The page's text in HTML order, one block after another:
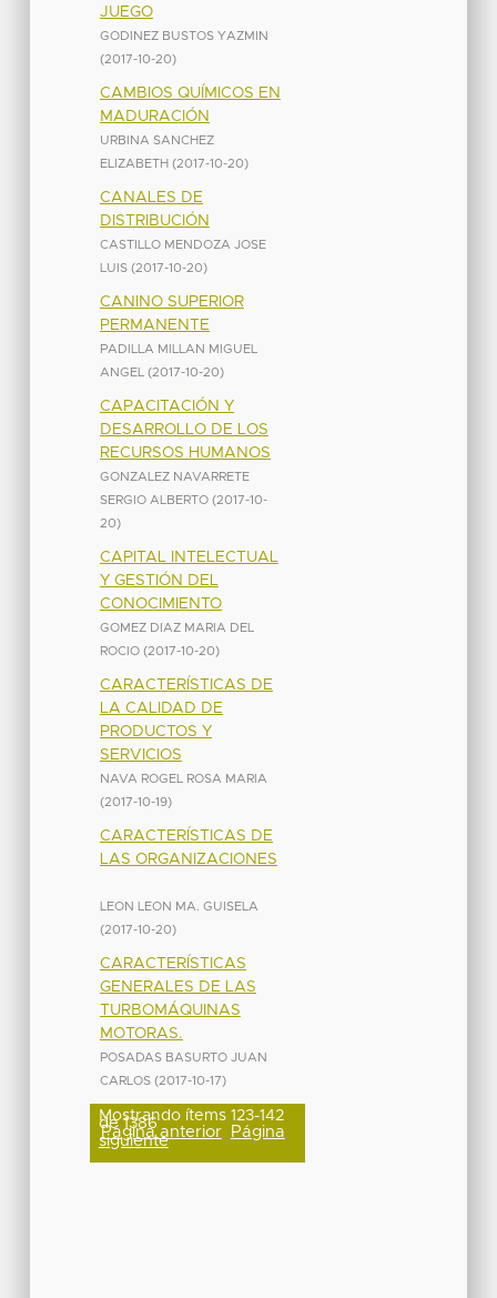
JUEGO
GODINEZ BUSTOS YAZMIN
(2017-10-20)
CAMBIOS QUÍMICOS EN
MADURACIÓN
URBINA SANCHEZ
ELIZABETH (2017-10-20)
CANALES DE
DISTRIBUCIÓN
CASTILLO MENDOZA JOSE
LUIS (2017-10-20)
CANINO SUPERIOR
PERMANENTE
PADILLA MILLAN MIGUEL
ANGEL
(2017-10-20)
CAPACITACIÓN Y
DESARROLLO DE LOS
RECURSOS HUMANOS
GONZALEZ NAVARRETE
SERGIO ALBERTO (2017-10-
20)
CAPITAL INTELECTUAL
Y GESTIÓN DEL
CONOCIMIENTO
GOMEZ DIAZ MARIA DEL
ROCIO (2017-10-20)
CARACTERÍSTICAS DE
LA CALIDAD DE
PRODUCTOS Y
SERVICIOS
NAVA ROGEL ROSA MARIA
(2017-10-19)
CARACTERÍSTICAS DE
LAS ORGANIZACIONES
LEON LEON MA. GUISELA
(2017-10-20)
CARACTERÍSTICAS
GENERALES DE LAS
TURBOMÁQUINAS
MOTORAS.
POSADAS BASURTO JUAN
CARLOS (2017-10-17)
Mostrando ítems 123-142
de 1386
Página anterior Página
siguiente